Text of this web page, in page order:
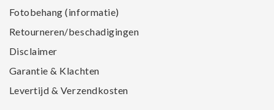
Fotobehang (informatie)
Retourneren/beschadigingen
Disclaimer
Garantie & Klachten
Levertijd & Verzendkosten